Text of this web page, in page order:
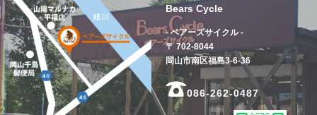
Bears Cycle
- ベアーズサイクル -
〒 702-8044
岡山市南区福島3-6-36
086-262-0487